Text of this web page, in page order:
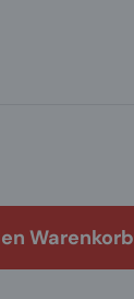
Warenkorb